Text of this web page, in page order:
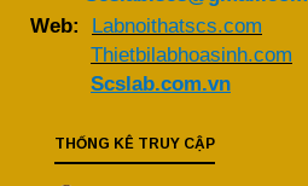
Web: Labnoithatscs.com
Thietbilabhoasinh.com
Scslab.com.vn
THỐNG KÊ TRUY CẬP